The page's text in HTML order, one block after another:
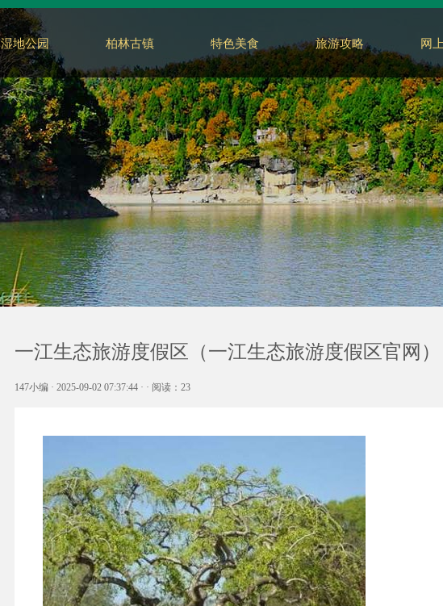
湿地公园 柏林古镇 特色美食 旅游攻略 网
一江生态旅游度假区（一江生态旅游度假区官网）
147小编 · 2025-09-02 07:37:44 · · 阅读：23